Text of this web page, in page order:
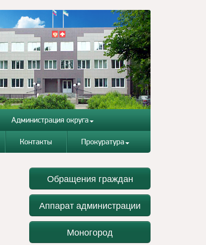
Администрация округа
Контакты Прокуратура
Обращения граждан
Аппарат администрации
Моногород